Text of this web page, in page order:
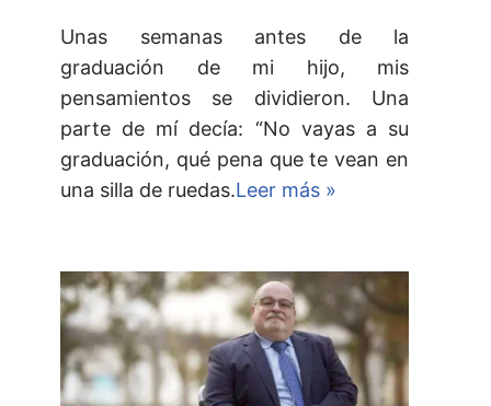
Unas semanas antes de la
graduación de mi hijo, mis
pensamientos se dividieron. Una
parte de mí decía: “No vayas a su
graduación, qué pena que te vean en
una silla de ruedas.Leer más »